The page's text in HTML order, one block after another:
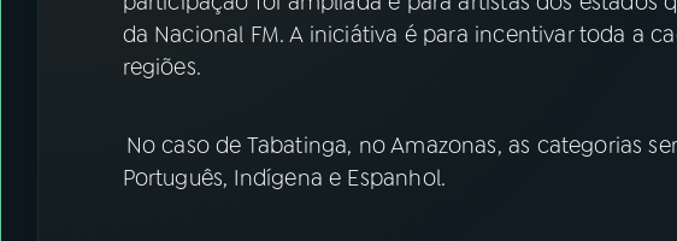
da Nacional FM. A iniciátiva é para incentivar toda a
regiões.
No caso de Tabatinga, no Amazonas, as categorias
Português, Indígena e Espanhol.